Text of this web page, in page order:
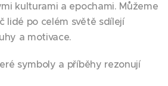
kulturami a epochami. Můžeme
lidé po celém světě sdílejí
a motivace.
symboly a příběhy rezonují